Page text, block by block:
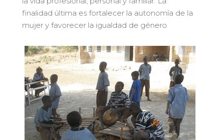
finalidad última es fortalecer la autonomía de la
mujer y favorecer la igualdad de género